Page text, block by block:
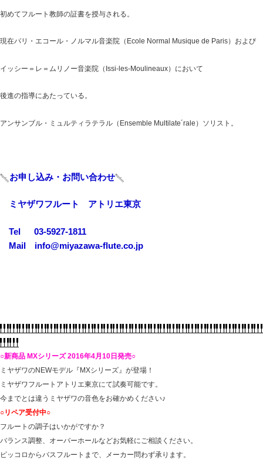
初めてフルート教師の証書を授与される。
現在パリ・エコール・ノルマル音楽院（Ecole Normal Musique de Paris）および
イッシー＝レ＝ムリノー音楽院（Issi-les-Moulineaux）において
後進の指導にあたっている。
アンサンブル・ミュルティラテラル（Ensemble Multilate´rale）ソリスト。
お申し込み・お問い合わせ
ミヤザワフルート アトリエ東京
Tel 03-5927-1811
Mail info@miyazawa-flute.co.jp
○新商品 MXシリーズ 2016年4月10日発売○
ミヤザワのNEWモデル『MXシリーズ』が登場！
ミヤザワフルートアトリエ東京にて試奏可能です。
今までとは違うミヤザワの音色をお確かめください♪
○リペア受付中○
フルートの調子はいかがですか？
バランス調整、オーバーホールなどお気軽にご相談ください。
ピッコロからバスフルートまで、メーカー問わず承ります。